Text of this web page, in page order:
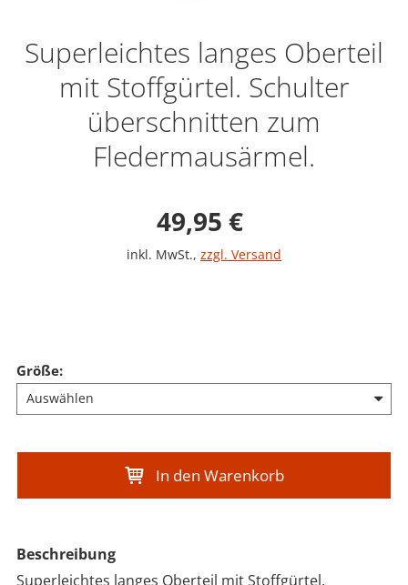
Superleichtes langes Oberteil
mit Stoffgürtel. Schulter
überschnitten zum
Fledermausärmel.
Verkaufspreis:
49,95 €
inkl. MwSt., zzgl. Versand
Größe:
In den Warenkorb
Beschreibung
Superleichtes langes Oberteil mit Stoffgürtel.